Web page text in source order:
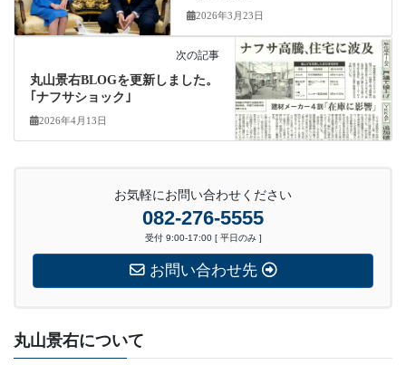
2026年3月23日
次の記事
丸山景右BLOGを更新しました。
｢ナフサショック｣
2026年4月13日
お気軽にお問い合わせください
082-276-5555
受付 9:00-17:00 [ 平日のみ ]
お問い合わせ先
丸山景右について